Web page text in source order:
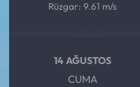
Rüzgar: 9.61 m/s
14 AĞUSTOS
CUMA